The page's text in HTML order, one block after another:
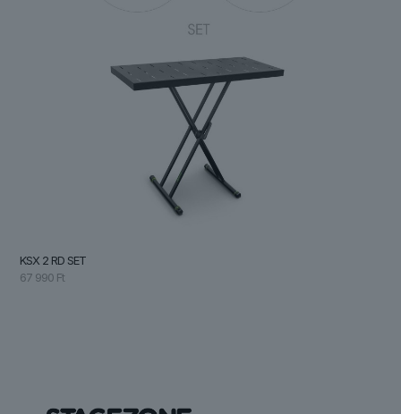
KSX 2 RD SET
67 990 Ft